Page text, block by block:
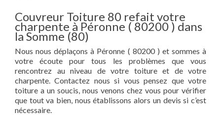
Couvreur Toiture 80 refait votre
charpente à Péronne ( 80200 ) dans
la Somme (80)
Nous nous déplaçons à Péronne ( 80200 ) et sommes à
votre écoute pour tous les problèmes que vous
rencontrez au niveau de votre toiture et de votre
charpente. Contactez nous si vous pensez que votre
toiture a un soucis, nous venons chez vous pour vérifier
que tout va bien, nous établissons alors un devis si c’est
nécessaire.